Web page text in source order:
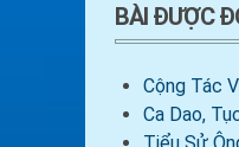
BÀI ĐƯỢC
Cộng Tác
Ca Dao,
Tiểu Sử